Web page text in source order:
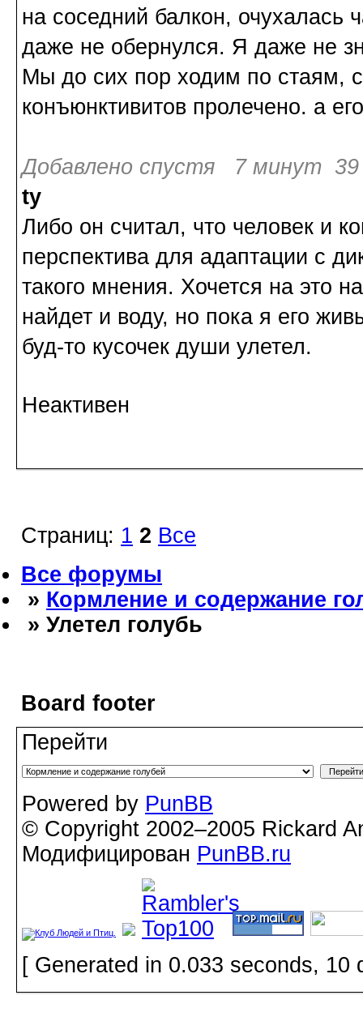
на соседний балкон, очухалась
даже не обернулся. Я даже не
Мы до сих пор ходим по стаям,
конъюнктивитов пролечено. а
Добавлено спустя 7 минут 39
ty
Либо он считал, что человек и
перспектива для адаптации с
такого мнения. Хочется на это
найдет и воду, но пока я его
буд-то кусочек души улетел.
Неактивен
Страниц: 1 2 Все
Все форумы
» Кормление и содержание
» Улетел голубь
Board footer
Перейти
Powered by PunBB
© Copyright 2002–2005 Rickard
Модифицирован PunBB.ru
[ Generated in 0.033 seconds, 10